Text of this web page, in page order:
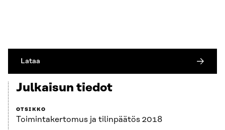
Lataa
Julkaisun tiedot
OTSIKKO
Toimintakertomus ja tilinpäätös 2018